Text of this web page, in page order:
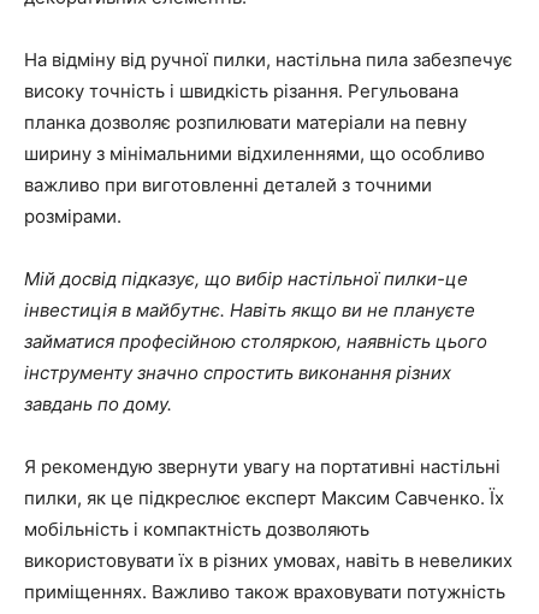
На відміну від ручної пилки, настільна пила забезпечує
високу точність і швидкість різання. Регульована
планка дозволяє розпилювати матеріали на певну
ширину з мінімальними відхиленнями, що особливо
важливо при виготовленні деталей з точними
розмірами.
Мій досвід підказує, що вибір настільної пилки-це
інвестиція в майбутнє. Навіть якщо ви не плануєте
займатися професійною столяркою, наявність цього
інструменту значно спростить виконання різних
завдань по дому.
Я рекомендую звернути увагу на портативні настільні
пилки, як це підкреслює експерт Максим Савченко. Їх
мобільність і компактність дозволяють
використовувати їх в різних умовах, навіть в невеликих
приміщеннях. Важливо також враховувати потужність